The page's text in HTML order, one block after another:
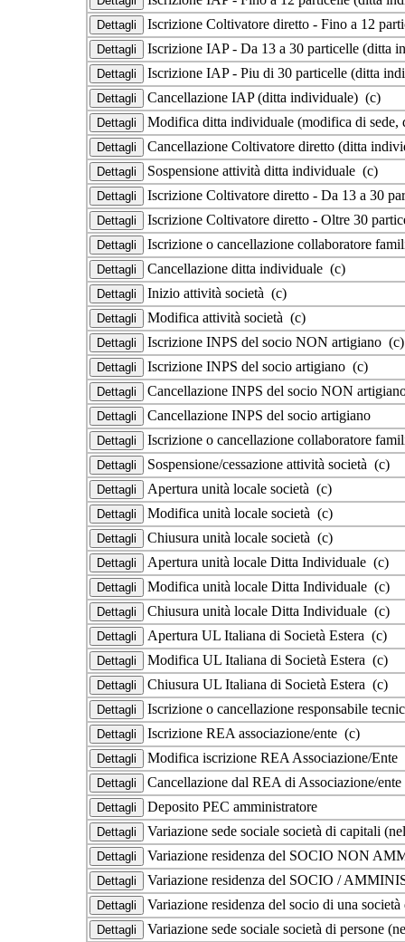
Iscrizione Coltivatore diretto - Fino a 12
Iscrizione IAP - Da 13 a 30 particelle (ditta
Iscrizione IAP - Piu di 30 particelle (ditta
Cancellazione IAP (ditta individuale) (c)
Modifica ditta individuale (modifica di
Cancellazione Coltivatore diretto (ditta
Sospensione attività ditta individuale (c)
Iscrizione Coltivatore diretto - Da 13 a 30
Iscrizione Coltivatore diretto - Oltre 30
Iscrizione o cancellazione collaboratore
Cancellazione ditta individuale (c)
Inizio attività società (c)
Modifica attività società (c)
Iscrizione INPS del socio NON artigiano (c)
Iscrizione INPS del socio artigiano (c)
Cancellazione INPS del socio NON
Cancellazione INPS del socio artigiano
Iscrizione o cancellazione collaboratore
Sospensione/cessazione attività società (c)
Apertura unità locale società (c)
Modifica unità locale società (c)
Chiusura unità locale società (c)
Apertura unità locale Ditta Individuale (c)
Modifica unità locale Ditta Individuale (c)
Chiusura unità locale Ditta Individuale (c)
Apertura UL Italiana di Società Estera (c)
Modifica UL Italiana di Società Estera (c)
Chiusura UL Italiana di Società Estera (c)
Iscrizione o cancellazione responsabile
Iscrizione REA associazione/ente (c)
Modifica iscrizione REA Associazione/Ente
Cancellazione dal REA di Associazione/
Deposito PEC amministratore
Variazione sede sociale società di capitali
Variazione residenza del SOCIO NON
Variazione residenza del SOCIO /
Variazione residenza del socio di una
Variazione sede sociale società di persone